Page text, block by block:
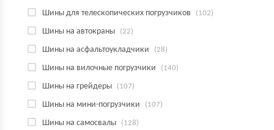
Шины для телескопических погрузчиков (102)
Шины на автокраны (22)
Шины на асфальтоукладчики (28)
Шины на вилочные погрузчики (140)
Шины на грейдеры (107)
Шины на мини-погрузчики (107)
Шины на самосвалы (128)